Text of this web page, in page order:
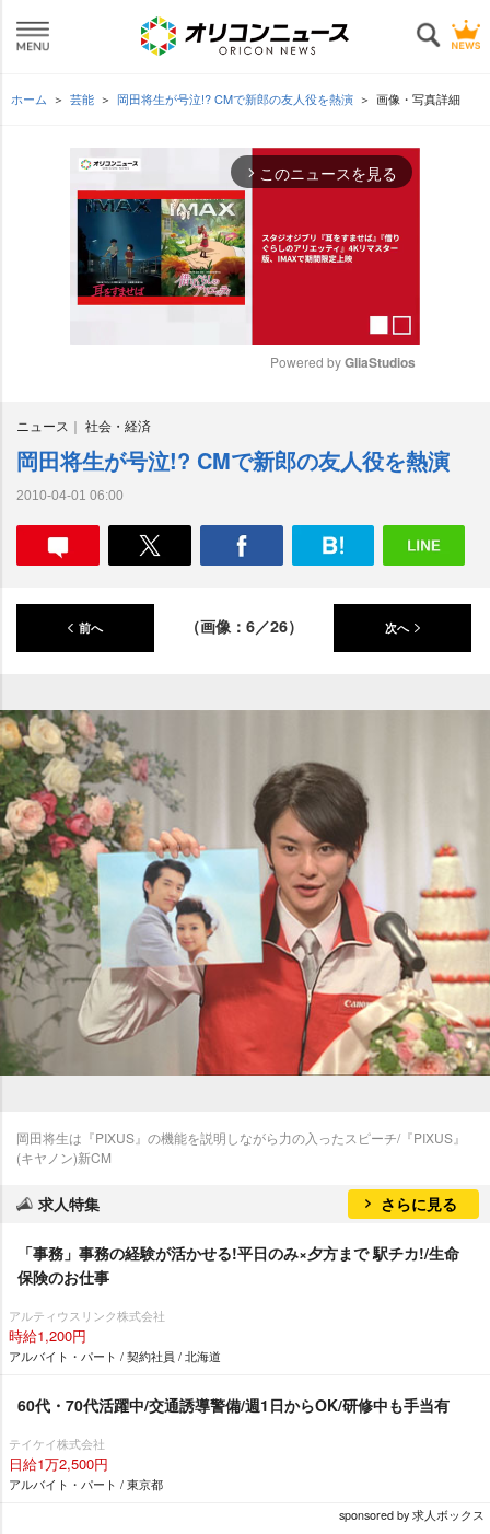
ホーム 芸能 岡田将生が号泣!? CMで新郎の友人役を熱演 画像・写真詳細
arrow_forward_ios このニュースを見る
e
Powered by GliaStudios
ニュース 社会・経済
岡田将生が号泣!? CMで新郎の友人役を熱演
2010-04-01 06:00
前へ （画像：6／26） 次へ
岡田将生は『PIXUS』の機能を説明しながら力の入ったスピーチ/『PIXUS』
(キヤノン)新CM
求人特集 さらに見る
「事務」事務の経験が活かせる!平日のみ×夕方まで 駅チカ!/生命
保険のお仕事
アルティウスリンク株式会社
時給1,200円
アルバイト・パート / 契約社員 / 北海道
60代・70代活躍中/交通誘導警備/週1日からOK/研修中も手当有
テイケイ株式会社
日給1万2,500円
アルバイト・パート / 東京都
sponsored by 求人ボックス